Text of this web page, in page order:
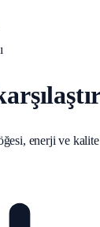
enerji ve kalite